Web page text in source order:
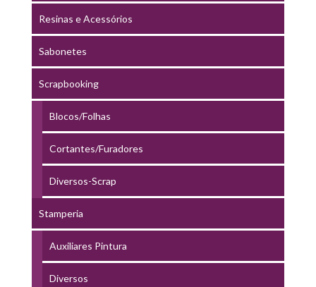
Resinas e Acessórios
Sabonetes
Scrapbooking
Blocos/Folhas
Cortantes/Furadores
Diversos-Scrap
Stamperia
Auxiliares Pintura
Diversos